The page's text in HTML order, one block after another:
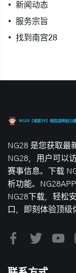
新闻动态
服务宗旨
找到南宫28
NG28 是您获取最
NG28，用户可以
赛事信息。下载
析功能。
NG28下载，轻松
口，即刻体验顶级